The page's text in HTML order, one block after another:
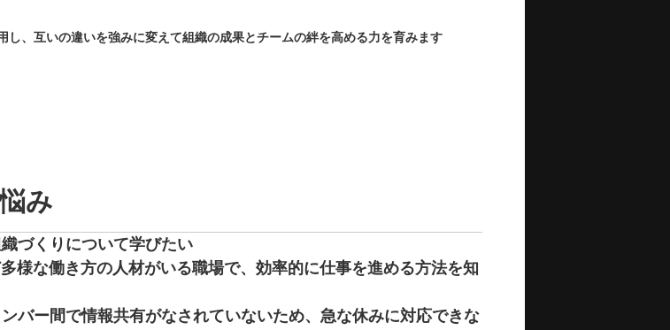
し、互いの違いを強みに変えて組織の成果とチームの絆を高める力を育みます
み
づくりについて学びたい
様な働き⽅の⼈材がいる職場で、効率的に仕事を進める⽅法を知
バー間で情報共有がなされていないため、急な休みに対応できな